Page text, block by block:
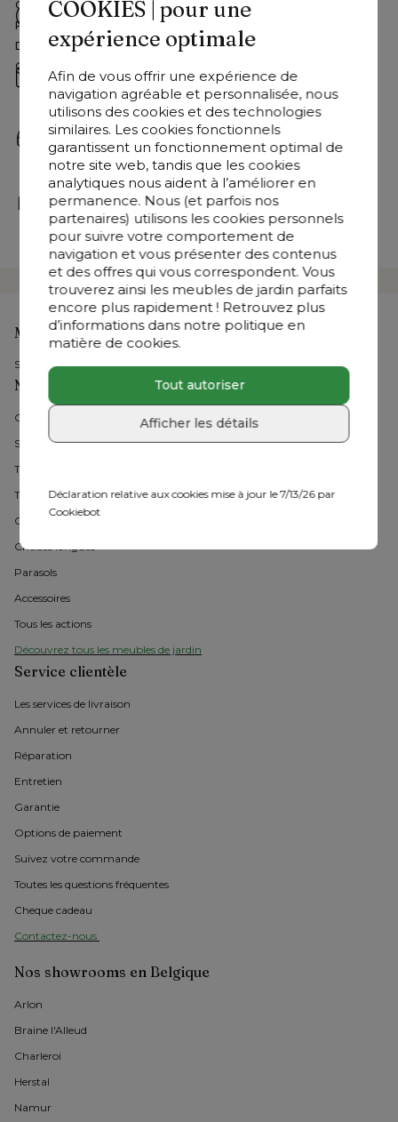
COOKIES | pour une
expérience optimale
Afin de vous offrir une expérience de
navigation agréable et personnalisée, nous
utilisons des cookies et des technologies
similaires. Les cookies fonctionnels
garantissent un fonctionnement optimal de
notre site web, tandis que les cookies
analytiques nous aident à l’améliorer en
permanence. Nous (et parfois nos
partenaires) utilisons les cookies personnels
pour suivre votre comportement de
navigation et vous présenter des contenus
et des offres qui vous correspondent. Vous
trouverez ainsi les meubles de jardin parfaits
encore plus rapidement ! Retrouvez plus
d’informations dans notre politique en
matière de cookies.
Tout autoriser
Afficher les détails
Déclaration relative aux cookies mise à jour le 7/13/26 par
Cookiebot
Coussin grand-teint
Excellente résistance aux UV
Résistant à l'usure coussin
Dimensions
Lrg. 30 x Prof. 15 x Ép. 2 cm
Garantie
Sunbrella® Luxe
Questions fréquemment posées
Réponses rapides à vos questions.
Consultez-les ici
Écrivez-nous
Envoyez votre e-mail à bonjour@exterioo.be
Nous répondrons à votre question dès que possible.
Contactez-nous
+32 9 298 10 48 | Du lundi au vendredi : 8h30 - 18h30
et le samedi : 9h30 - 18h
Rendez-nous visite
Nos experts en meubles de jardin sont à votre
disposition dans l’un de nos 36 showrooms
Nos meubles de jardin
Collections Bristol
Salons de jardin
Table de jardin avec chaises
Tables de jardin
Chaises de jardin
Chaises longues
Parasols
Accessoires
Tous les actions
Découvrez tous les meubles de jardin
Service clientèle
Les services de livraison
Annuler et retourner
Réparation
Entretien
Garantie
Options de paiement
Suivez votre commande
Toutes les questions fréquentes
Cheque cadeau
Contactez-nous
Nos showrooms en Belgique
Arlon
Braine l'Alleud
Charleroi
Herstal
Namur
Mon compte
Se connecter